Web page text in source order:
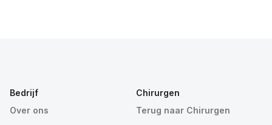
Bedrijf
Over ons
Chirurgen
Terug naar Chirurgen